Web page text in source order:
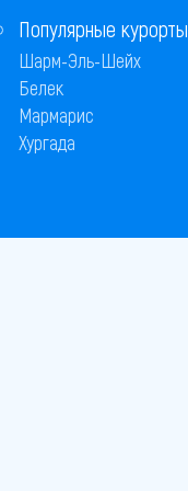
Популярные курорты
Шарм-Эль-Шейх
Белек
Мармарис
Хургада